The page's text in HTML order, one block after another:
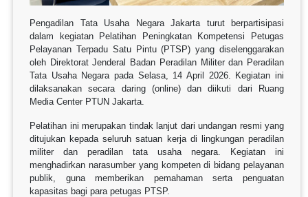
Pengadilan Tata Usaha Negara Jakarta turut berpartisipasi
dalam kegiatan Pelatihan Peningkatan Kompetensi Petugas
Pelayanan Terpadu Satu Pintu (PTSP) yang diselenggarakan
oleh Direktorat Jenderal Badan Peradilan Militer dan Peradilan
Tata Usaha Negara pada Selasa, 14 April 2026. Kegiatan ini
dilaksanakan secara daring (online) dan diikuti dari Ruang
Media Center PTUN Jakarta.
Pelatihan ini merupakan tindak lanjut dari undangan resmi yang
ditujukan kepada seluruh satuan kerja di lingkungan peradilan
militer dan peradilan tata usaha negara. Kegiatan ini
menghadirkan narasumber yang kompeten di bidang pelayanan
publik, guna memberikan pemahaman serta penguatan
kapasitas bagi para petugas PTSP.